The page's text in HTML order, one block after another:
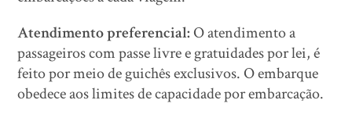
Atendimento preferencial: O atendimento a
passageiros com passe livre e gratuidades por lei, é
feito por meio de guichês exclusivos. O embarque
obedece aos limites de capacidade por embarcação.